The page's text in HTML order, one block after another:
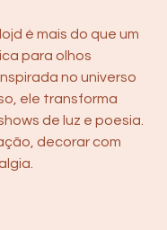
é mais do que um
para olhos
no universo
ele transforma
de luz e poesia.
decorar com